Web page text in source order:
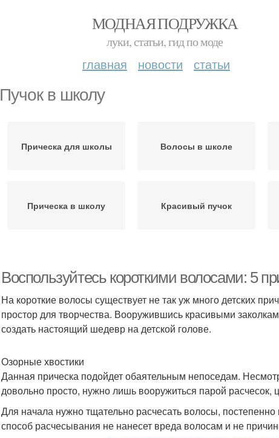
МОДНАЯ ПОДРУЖКА
луки, статьи, гид по моде
главная новости статьи
Пучок в школу
Прическа для школы Волосы в школе
Прическа в школу Красивый пучок
Пучок для волнистых
волос
Асимметричный пучок
Пучок из косичек Волосы с пучком
Воспользуйтесь короткими волосами: 5
На короткие волосы существует не так уж много детских
простор для творчества. Вооружившись красивыми
создать настоящий шедевр на детской голове.
Озорные хвостики
Данная прическа подойдет обаятельным непоседам.
довольно просто, нужно лишь вооружиться парой
Для начала нужно тщательно расчесать волосы, постепенно
способ расчесывания не нанесет вреда волосам и не